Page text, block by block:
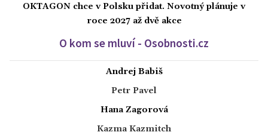
OKTAGON chce v Polsku přidat. Novotný plánuje v
roce 2027 až dvě akce
O kom se mluví - Osobnosti.cz
Andrej Babiš
Petr Pavel
Hana Zagorová
Kazma Kazmitch